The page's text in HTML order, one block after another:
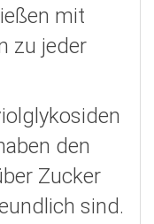
mit
zu jeder
den
Zucker
sind.